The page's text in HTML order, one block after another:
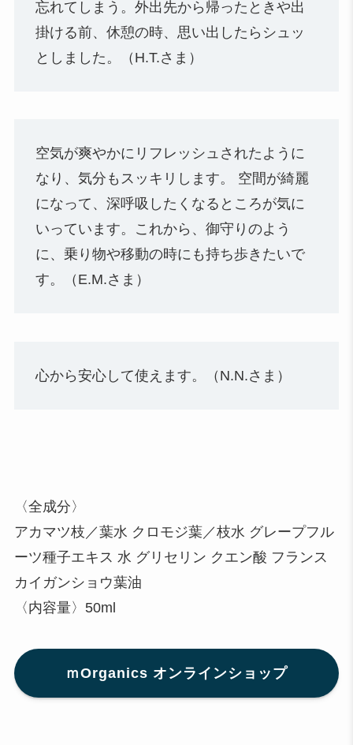
忘れてしまう。外出先から帰ったときや出
掛ける前、休憩の時、思い出したらシュッ
としました。（H.T.さま）
空気が爽やかにリフレッシュされたように
なり、気分もスッキリします。 空間が綺麗
になって、深呼吸したくなるところが気に
いっています。これから、御守りのよう
に、乗り物や移動の時にも持ち歩きたいで
す。（E.M.さま）
心から安心して使えます。（N.N.さま）
〈全成分〉
アカマツ枝／葉水 クロモジ葉／枝水 グレープフル
ーツ種子エキス 水 グリセリン クエン酸 フランス
カイガンショウ葉油
〈内容量〉50ml
ｍOrganics オンラインショップ